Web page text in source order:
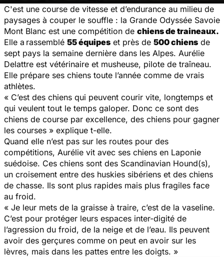
C'est une course de vitesse et d’endurance au milieu de
paysages à couper le souffle : la Grande Odyssée Savoie
Mont Blanc est une compétition de chiens de traineaux.
Elle a rassemblé 55 équipes et près de 500 chiens de
sept pays la semaine dernière dans les Alpes. Aurélie
Delattre est vétérinaire et musheuse, pilote de traîneau.
Elle prépare ses chiens toute l’année comme de vrais
athlètes.
« C’est des chiens qui peuvent courir vite, longtemps et
qui veulent tout le temps galoper. Donc ce sont des
chiens de course par excellence, des chiens pour gagner
les courses » explique t-elle.
Quand elle n’est pas sur les routes pour des
compétitions, Aurélie vit avec ses chiens en Laponie
suédoise. Ces chiens sont des Scandinavian Hound(s),
un croisement entre des huskies sibériens et des chiens
de chasse. Ils sont plus rapides mais plus fragiles face
au froid.
« Je leur mets de la graisse à traire, c’est de la vaseline.
C’est pour protéger leurs espaces inter-digité de
l’agression du froid, de la neige et de l’eau. Ils peuvent
avoir des gerçures comme on peut en avoir sur les
lèvres, mais dans les pattes entre les doigts. »